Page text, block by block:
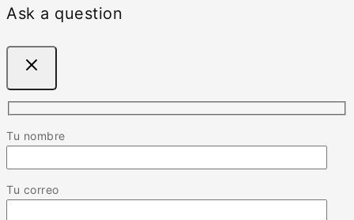
Ask a question
Tu nombre
Tu correo